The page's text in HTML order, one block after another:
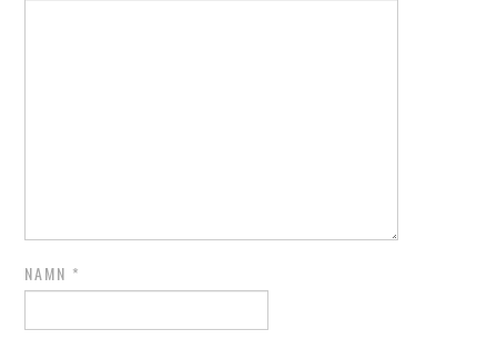
NAMN *